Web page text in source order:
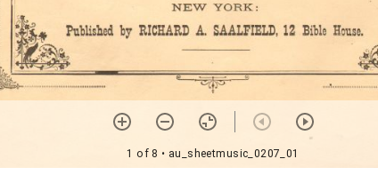
1 of 8 • au_sheetmusic_0207_01